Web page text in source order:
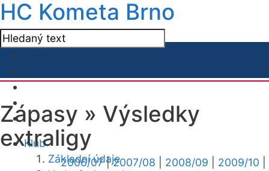
HC Kometa Brno
Klub
Základní údaje
Zápasy » Výsledky
extraligy
2006/07|2007/08 2008/09 2009/10